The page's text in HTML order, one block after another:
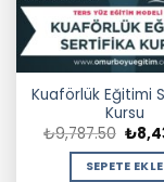
Kuaförlük Eğitimi
Kursu
₺9,787.50
fiyat:
₺
SEPETE EKLE